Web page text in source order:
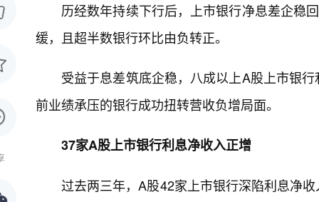
历经数年持续下行后，上市银行净息差企稳
缓，且超半数银行环比由负转正。
受益于息差筑底企稳，八成以上A股上市银
前业绩承压的银行成功扭转营收负增局面。
37家A股上市银行利息净收入正增
过去两三年，A股42家上市银行深陷利息净